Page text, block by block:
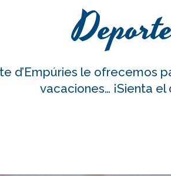
d’Empúries le ofrecemos
vacaciones… ¡Sienta